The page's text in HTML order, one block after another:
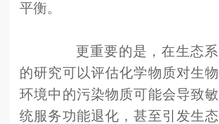
平衡。
更重要的是，在生态系
的研究可以评估化学物质对生
环境中的污染物质可能会导致
统服务功能退化，甚至引发生